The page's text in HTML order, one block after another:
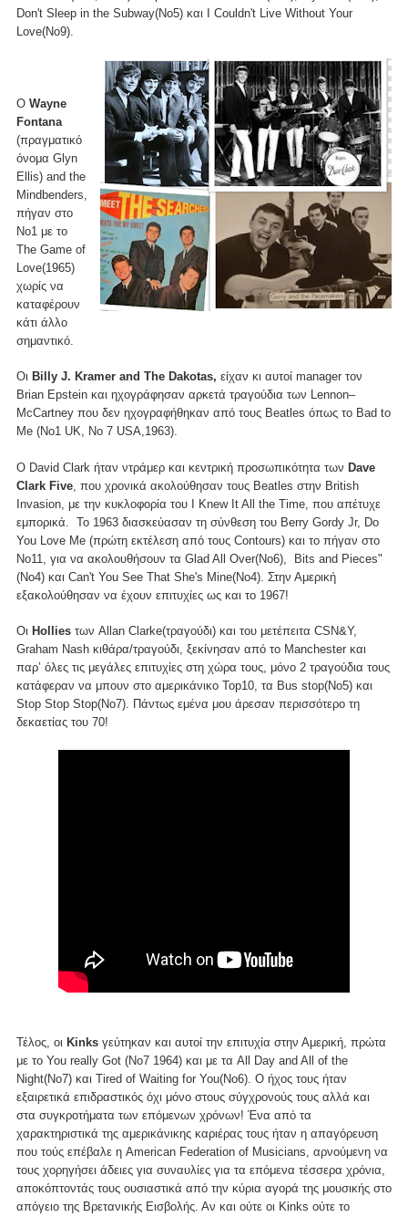
Don't Sleep in the Subway(Νο5) και I Couldn't Live Without Your
Love(Νο9).
Ο Wayne
Fontana
(πραγματικό
όνομα Glyn
Ellis) and the
Mindbenders,
πήγαν στο
Νο1 με το
The Game of
Love(1965)
χωρίς να
καταφέρουν
κάτι άλλο
σημαντικό.
Οι Billy J. Kramer and The Dakotas, είχαν κι αυτοί manager τον
Brian Epstein και ηχογράφησαν αρκετά τραγούδια των Lennon–
McCartney που δεν ηχογραφήθηκαν από τους Beatles όπως το Bad to
Me (Νο1 UK, No 7 USA,1963).
O David Clark ήταν ντράμερ και κεντρική προσωπικότητα των Dave
Clark Five , που χρονικά ακολούθησαν τους Beatles στην British
Invasion, με την κυκλοφορία του I Knew It All the Time, που απέτυχε
εμπορικά. Το 1963 διασκεύασαν τη σύνθεση του Berry Gordy Jr, Do
You Love Me (πρώτη εκτέλεση από τους Contours) και το πήγαν στο
Νο11, για να ακολουθήσουν τα Glad All Over(Νο6), Bits and Pieces"
(Νο4) και Can't You See That She's Mine(Νο4). Στην Αμερική
εξακολούθησαν να έχουν επιτυχίες ως και το 1967!
Οι Hollies των Allan Clarke(τραγούδι) και του μετέπειτα CSN&Y,
Graham Nash κιθάρα/τραγούδι, ξεκίνησαν από το Manchester και
παρ’ όλες τις μεγάλες επιτυχίες στη χώρα τους, μόνο 2 τραγούδια τους
κατάφεραν να μπουν στο αμερικάνικο Top10, τα Bus stop(No5) και
Stop Stop Stop(No7). Πάντως εμένα μου άρεσαν περισσότερο τη
δεκαετίας του 70!
Τέλος, οι Kinks γεύτηκαν και αυτοί την επιτυχία στην Αμερική, πρώτα
με το You really Got (No7 1964) και με τα All Day and All of the
Night(Νο7) και Tired of Waiting for You(Νο6). Ο ήχος τους ήταν
εξαιρετικά επιδραστικός όχι μόνο στους σύγχρονούς τους αλλά και
στα συγκροτήματα των επόμενων χρόνων! Ένα από τα
χαρακτηριστικά της αμερικάνικης καριέρας τους ήταν η απαγόρευση
που τούς επέβαλε η American Federation of Musicians, αρνούμενη να
τους χορηγήσει άδειες για συναυλίες για τα επόμενα τέσσερα χρόνια,
αποκόπτοντάς τους ουσιαστικά από την κύρια αγορά της μουσικής στο
απόγειο της Βρετανικής Εισβολής. Αν και ούτε οι Kinks ούτε το